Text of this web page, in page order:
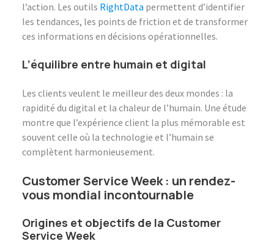
l’action. Les outils RightData permettent d’identifier
les tendances, les points de friction et de transformer
ces informations en décisions opérationnelles.
L’équilibre entre humain et digital
Les clients veulent le meilleur des deux mondes : la
rapidité du digital et la chaleur de l’humain. Une étude
montre que l’expérience client la plus mémorable est
souvent celle où la technologie et l’humain se
complètent harmonieusement.
Customer Service Week : un rendez-
vous mondial incontournable
Origines et objectifs de la Customer
Service Week